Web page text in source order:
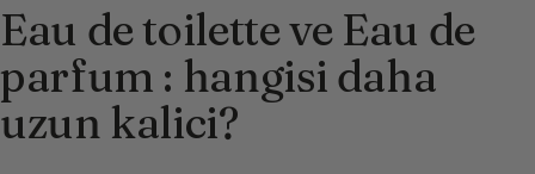
Eau de toilette ve Eau de
parfum : hangisi daha
uzun kalici?